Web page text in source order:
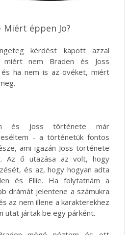
éppen Jo?
kérdést kapott azzal
miért nem Braden és Joss
ha nem is az övéket, miért
és Joss története már
- a történetük fontos
ami igazán Joss története
Az ő utazása az volt, hogy
és az, hogy hogyan adta
és Ellie. Ha folytatnám a
drámát jelentene a számukra
az nem illene a karakterekhez
utat jártak be egy párként.